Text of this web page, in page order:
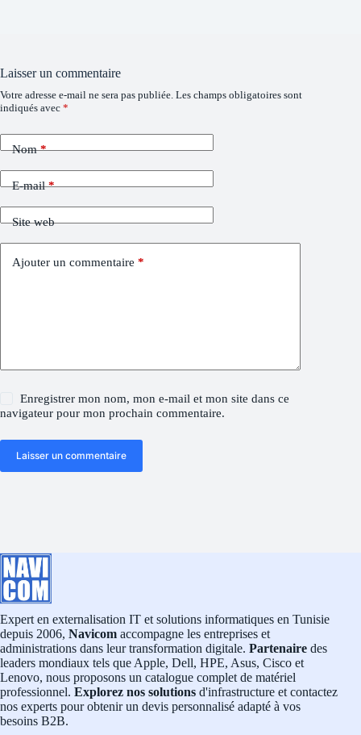
Laisser un commentaire
Votre adresse e-mail ne sera pas publiée. Les champs obligatoires sont
indiqués avec *
Nom*
E-mail*
Site web
Ajouter un commentaire *
Enregistrer mon nom, mon e-mail et mon site dans ce
navigateur pour mon prochain commentaire.
Laisser un commentaire
Expert en externalisation IT et solutions informatiques en Tunisie
depuis 2006, Navicom accompagne les entreprises et
administrations dans leur transformation digitale. Partenaire des
leaders mondiaux tels que Apple, Dell, HPE, Asus, Cisco et
Lenovo, nous proposons un catalogue complet de matériel
professionnel. Explorez nos solutions d'infrastructure et contactez
nos experts pour obtenir un devis personnalisé adapté à vos
besoins B2B.